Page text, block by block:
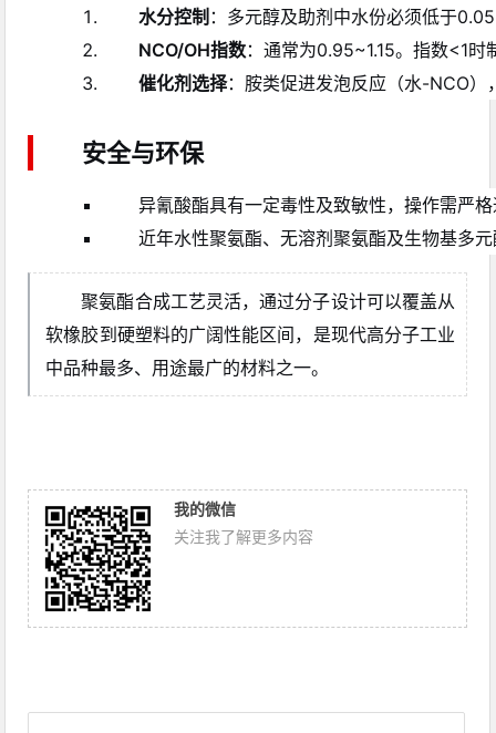
水分控制 ：多元醇及助剂中水份必须低于
NCO/OH指数：通常为0.95~1.15。指数<1
催化剂选择：胺类促进发泡反应（水-NCO
安全与环保
异氰酸酯具有一定毒性及致敏性，操作需严
近年水性聚氨酯、无溶剂聚氨酯及生物基多
聚氨酯合成工艺灵活，通过分子设计可以覆盖从
软橡胶到硬塑料的广阔性能区间，是现代高分子工业
中品种最多、用途最广的材料之一。
我的微信
关注我了解更多内容